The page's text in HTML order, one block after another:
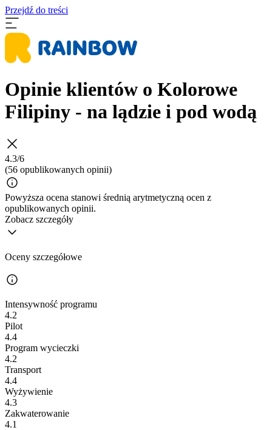
Przejdź do treści
Opinie klientów o Kolorowe
Filipiny - na lądzie i pod wodą
4.3/6
(56 opublikowanych opinii)
Powyższa ocena stanowi średnią arytmetyczną ocen z
opublikowanych opinii.
Zobacz szczegóły
Oceny szczegółowe
Intensywność programu
4.2
Pilot
4.4
Program wycieczki
4.2
Transport
4.4
Wyżywienie
4.3
Zakwaterowanie
4.1